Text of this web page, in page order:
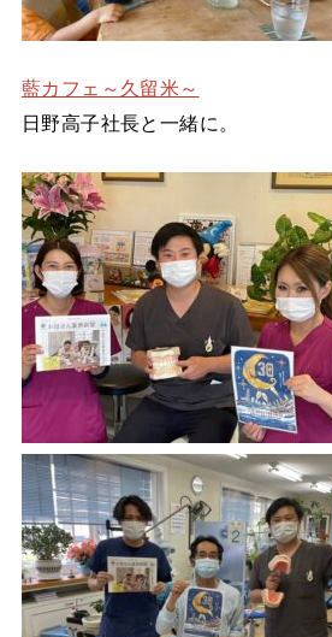
藍カフェ～久留米～
日野高子社長と一緒に。